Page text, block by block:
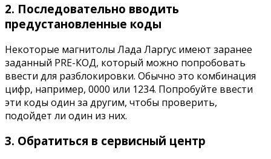
2. Последовательно вводить
предустановленные коды
Некоторые магнитолы Лада Ларгус имеют заранее
заданный PRE-КОД, который можно попробовать
ввести для разблокировки. Обычно это комбинация
цифр, например, 0000 или 1234. Попробуйте ввести
эти коды один за другим, чтобы проверить,
подойдет ли один из них.
3. Обратиться в сервисный центр